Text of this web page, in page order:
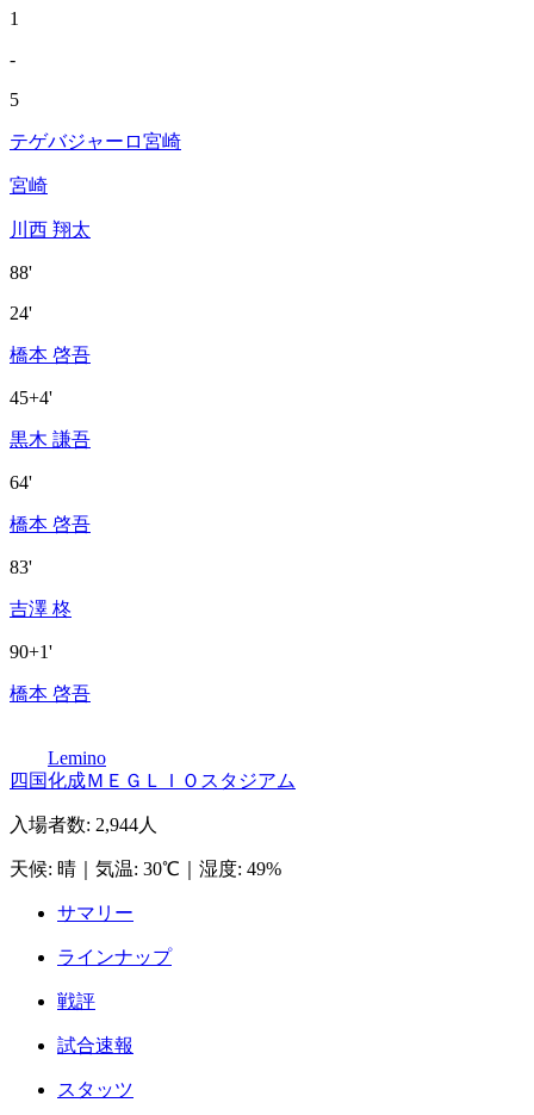
1
-
5
テゲバジャーロ宮崎
宮崎
川西 翔太
88'
24'
橋本 啓吾
45+4'
黒木 謙吾
64'
橋本 啓吾
83'
吉澤 柊
90+1'
橋本 啓吾
Lemino
四国化成ＭＥＧＬＩＯスタジアム
入場者数: 2,944人
天候: 晴 気温: 30℃ 湿度: 49%
サマリー
ラインナップ
戦評
試合速報
スタッツ